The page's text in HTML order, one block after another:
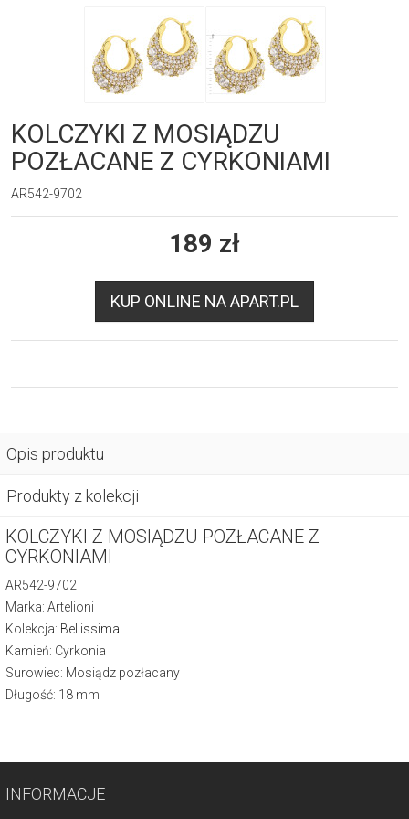
KOLCZYKI Z MOSIĄDZU
POZŁACANE Z CYRKONIAMI
AR542-9702
189 zł
KUP ONLINE NA APART.PL
Opis produktu
Produkty z kolekcji
KOLCZYKI Z MOSIĄDZU POZŁACANE Z
CYRKONIAMI
AR542-9702
Marka: Artelioni
Kolekcja: Bellissima
Kamień: Cyrkonia
Surowiec: Mosiądz pozłacany
Długość: 18 mm
INFORMACJE